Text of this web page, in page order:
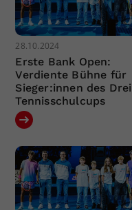
28.10.2024
Erste Bank Open:
Verdiente Bühne für
Sieger:innen des Drei
Tennisschulcups